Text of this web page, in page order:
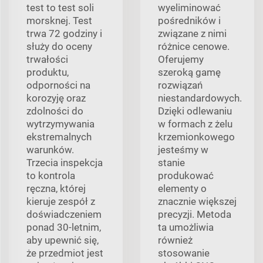
test to test soli
morsknej. Test
trwa 72 godziny i
służy do oceny
trwałości
produktu,
odporności na
korozyję oraz
zdolności do
wytrzymywania
ekstremalnych
warunków.
Trzecia inspekcja
to kontrola
ręczna, której
kieruje zespół z
doświadczeniem
ponad 30-letnim,
aby upewnić się,
że przedmiot jest
wyeliminować
pośredników i
związane z nimi
różnice cenowe.
Oferujemy
szeroką gamę
rozwiązań
niestandardowych.
Dzięki odlewaniu
w formach z żelu
krzemionkowego
jesteśmy w
stanie
produkować
elementy o
znacznie większej
precyzji. Metoda
ta umożliwia
również
stosowanie